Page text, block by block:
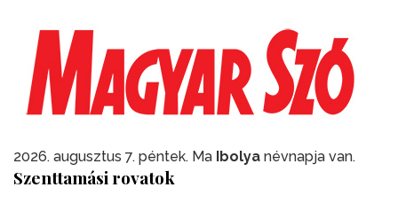
2026. augusztus 7. péntek. Ma Ibolya névnapja van.
Szenttamási rovatok